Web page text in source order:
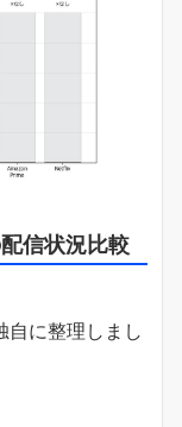
信状況比較
自に整理しまし